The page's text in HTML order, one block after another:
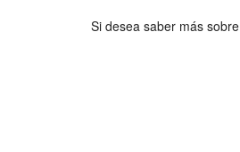
Si desea saber más sobre